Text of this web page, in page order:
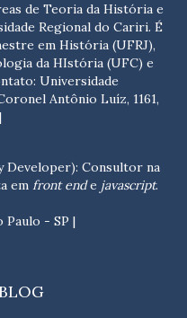
de Teoria da História e
Regional do Cariri. É
em História (UFRJ),
da HIstória (UFC) e
Universidade
Antônio Luíz, 1161,
|
Developer): Consultor na
em front ende javascript.
Paulo - SP |